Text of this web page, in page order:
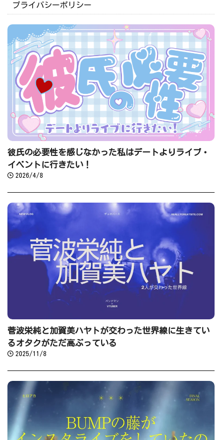
プライバシーポリシー
彼氏の必要性を感じなかった私はデートよりライブ・
イベントに行きたい！
2026/4/8
菅波栄純と加賀美ハヤトが交わった世界線に生きてい
るオタクがただ高ぶっている
2025/11/8